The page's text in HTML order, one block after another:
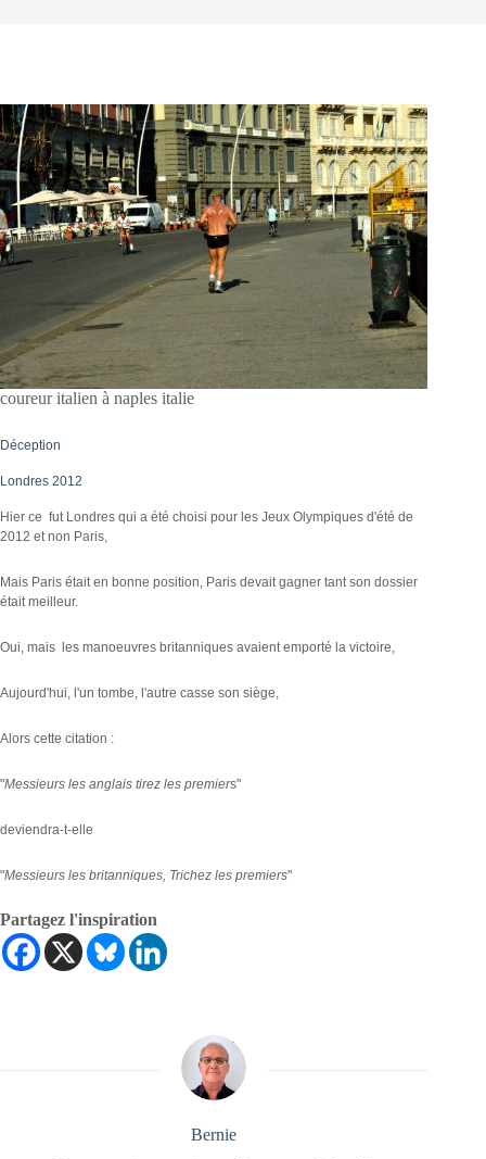
coureur italien à naples italie
Déception
Londres 2012
Hier ce fut Londres qui a été choisi pour les Jeux Olympiques d'été de
2012 et non Paris,
Mais Paris était en bonne position, Paris devait gagner tant son dossier
était meilleur.
Oui, mais les manoeuvres britanniques avaient emporté la victoire,
Aujourd'hui, l'un tombe, l'autre casse son siège,
Alors cette citation :
"Messieurs les anglais tirez les premiers"
deviendra-t-elle
"Messieurs les britanniques, Trichez les premiers"
Partagez l'inspiration
Bernie